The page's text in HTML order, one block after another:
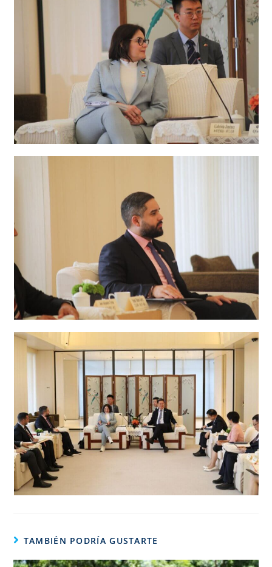
TAMBIÉN PODRÍA GUSTARTE